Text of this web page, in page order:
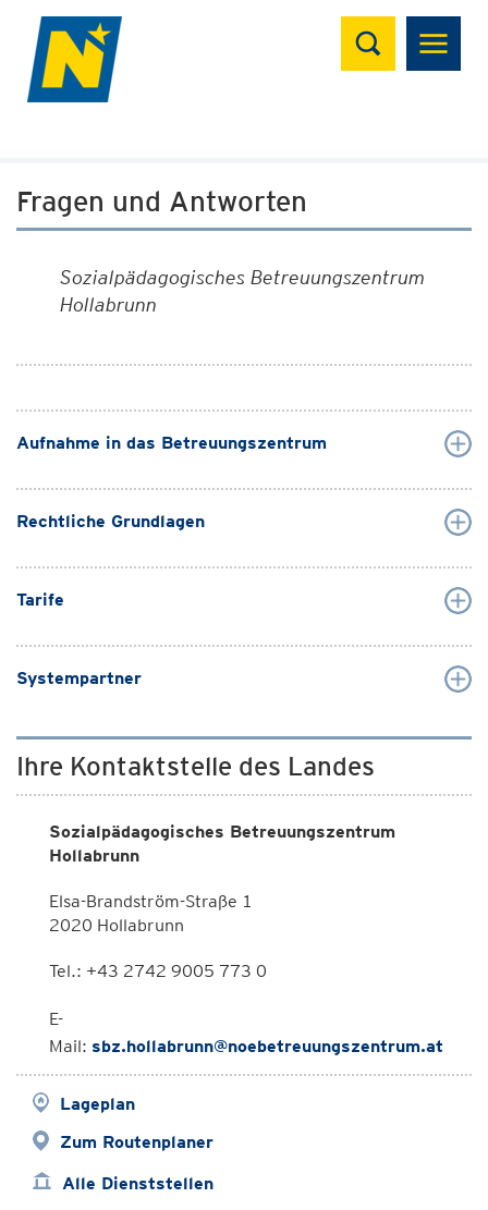
Suchen
Fragen und Antworten
Sozialpädagogisches Betreuungszentrum
Hollabrunn
Aufnahme in das Betreuungszentrum
Rechtliche Grundlagen
Tarife
Systempartner
Ihre Kontaktstelle des Landes
Sozialpädagogisches Betreuungszentrum
Hollabrunn
Elsa-Brandström-Straße 1
2020 Hollabrunn
Tel.: +43 2742 9005 773 0
E-
Mail: sbz.hollabrunn@noebetreuungszentrum.at
Lageplan
Zum Routenplaner
Alle Dienststellen